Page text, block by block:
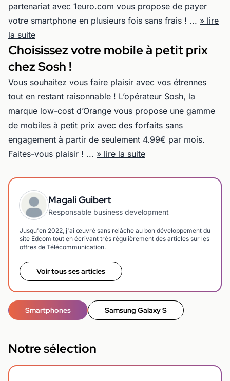
partenariat avec 1euro.com vous propose de payer
votre smartphone en plusieurs fois sans frais ! ... » lire
la suite
Choisissez votre mobile à petit prix
chez Sosh !
Vous souhaitez vous faire plaisir avec vos étrennes
tout en restant raisonnable ! L’opérateur Sosh, la
marque low-cost d’Orange vous propose une gamme
de mobiles à petit prix avec des forfaits sans
engagement à partir de seulement 4.99€ par mois.
Faites-vous plaisir ! ... » lire la suite
Magali Guibert
Responsable business development
Jusqu'en 2022, j'ai œuvré sans relâche au bon développement du
site Edcom tout en écrivant très régulièrement des articles sur les
offres de Télécommunication.
Voir tous ses articles
Smartphones Samsung Galaxy S
Notre sélection